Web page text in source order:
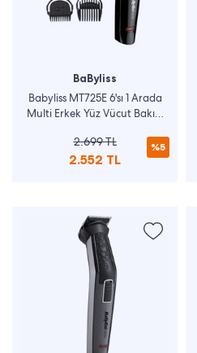
BaByliss
Babyliss MT725E 6'sı 1 Arada
Multi Erkek Yüz Vücut Bakım
2.699 TL
2.552 TL
%5